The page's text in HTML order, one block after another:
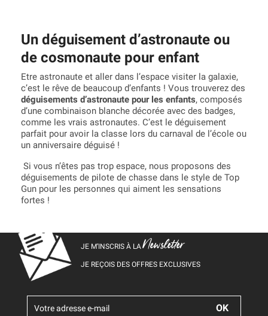
Un déguisement d’astronaute ou
de cosmonaute pour enfant
Etre astronaute et aller dans l’espace visiter la galaxie,
c’est le rêve de beaucoup d’enfants ! Vous trouverez des
déguisements d’astronaute pour les enfants, composés
d’une combinaison blanche décorée avec des badges,
comme les vrais astronautes. C’est le déguisement
parfait pour avoir la classe lors du carnaval de l’école ou
un anniversaire déguisé !
Si vous n’êtes pas trop espace, nous proposons des
déguisements de pilote de chasse dans le style de Top
Gun pour les personnes qui aiment les sensations
fortes !
JE M’INSCRIS À LANewsletter
JE REÇOIS DES OFFRES EXCLUSIVES